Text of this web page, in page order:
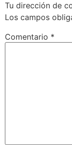
Tu dirección de
Los campos
Comentario *